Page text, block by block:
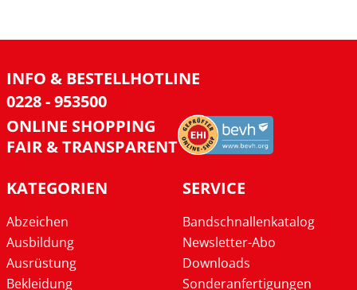
INFO & BESTELLHOTLINE
0228 - 953500
ONLINE SHOPPING
FAIR & TRANSPARENT
KATEGORIEN
Abzeichen
Ausbildung
Ausrüstung
Bekleidung
SERVICE
Bandschnallenkatalog
Newsletter-Abo
Downloads
Sonderanfertigungen